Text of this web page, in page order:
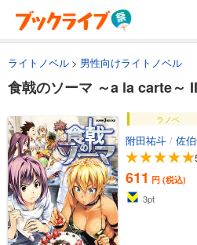
ライトノベル 男性向けライトノベル
食戟のソーマ ～a la carte～
ラノベ
附田祐斗 / 佐
611 円 (税込)
3pt